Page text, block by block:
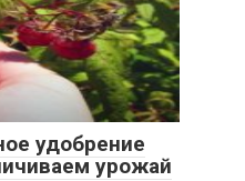
удобрение
урожай